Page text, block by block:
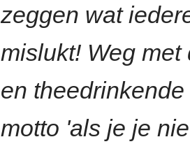
zeggen wat
mislukt! Weg
en
motto 'als je je